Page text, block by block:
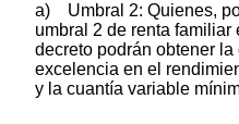
a) Umbral 2: Quienes,
umbral 2 de renta familiar
decreto podrán obtener
excelencia en el
y la cuantía variable